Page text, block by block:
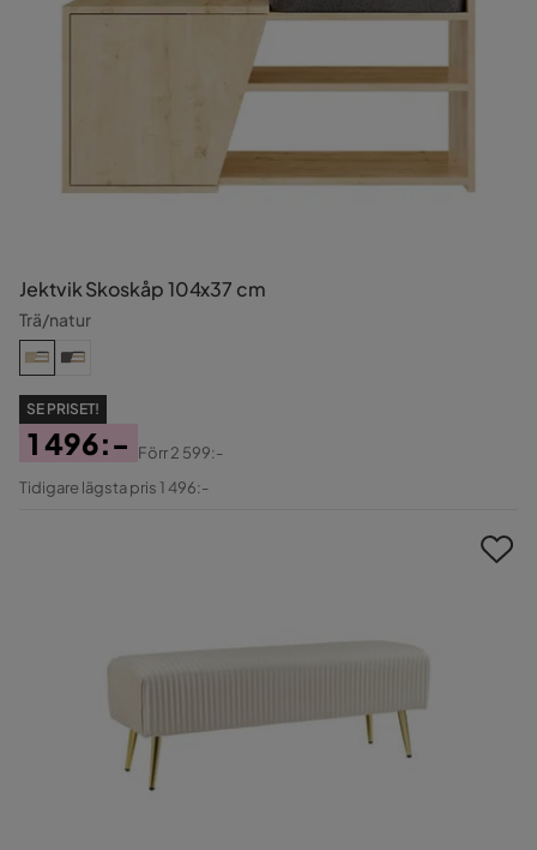
Jektvik Skoskåp 104x37 cm
Trä/natur
SE PRISET!
Pris
1 496:-
Original
Förr2 599:-
Tidigare lägsta pris 1 496:-